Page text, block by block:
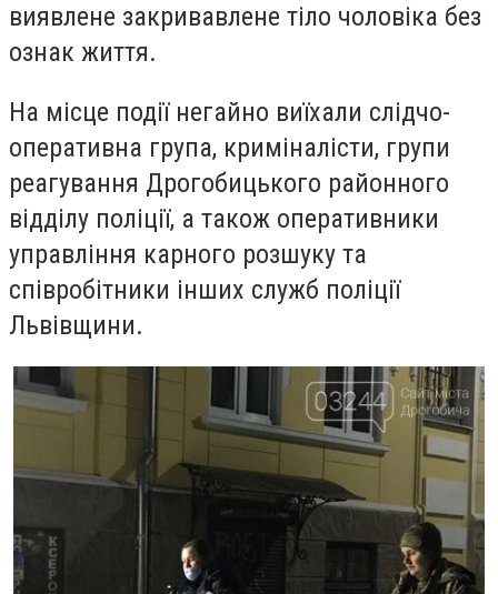
виявлене закривавлене тіло чоловіка без
ознак життя.
На місце події негайно виїхали слідчо-
оперативна група, криміналісти, групи
реагування Дрогобицького районного
відділу поліції, а також оперативники
управління карного розшуку та
співробітники інших служб поліції
Львівщини.